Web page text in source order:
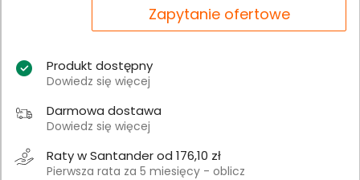
Zapytanie ofertowe
Produkt dostępny
Dowiedz się więcej
Darmowa dostawa
Dowiedz się więcej
Raty w Santander od 176,10 zł
Pierwsza rata za 5 miesięcy - oblicz